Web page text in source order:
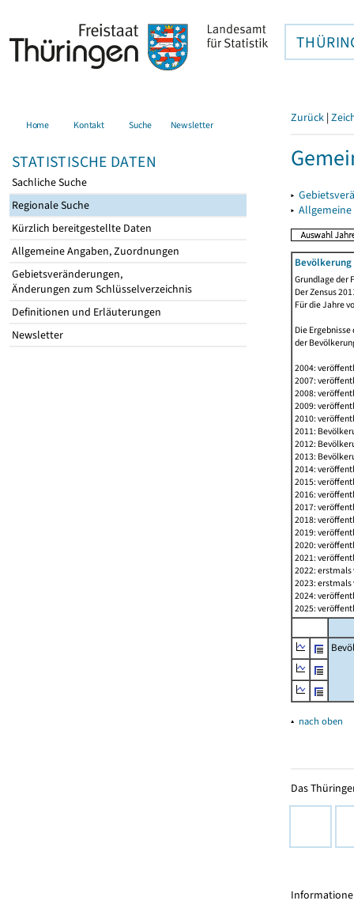
Home Kontakt Suche Newsletter
STATISTISCHE DATEN
Sachliche Suche
Regionale Suche
Kürzlich bereitgestellte Daten
Allgemeine Angaben, Zuordnungen
Gebietsveränderungen,
Änderungen zum Schlüsselverzeichnis
Definitionen und Erläuterungen
Newsletter
Zurück |
▸
▸
Grundlage der
Der Zensus
Für die Jahre
Die
der
2004:
2007:
2008:
2009:
2010:
2011:
2012:
2013:
2014:
2015:
2016:
2017:
2018:
2019:
2020:
2021:
2022:
2023:
2024:
2025:
▴ nach oben
Das